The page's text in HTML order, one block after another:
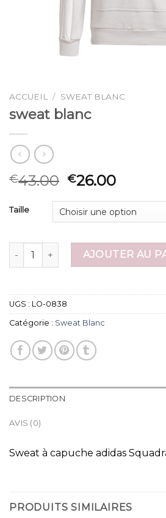
ACCUEIL / SWEAT BLANC
sweat blanc
€43.00 €26.00
Taille
quantité de sweat blancAJOUTER AU
UGS : LO-0838
Catégorie : Sweat Blanc
DESCRIPTION
AVIS (0)
Sweat à capuche adidas
PRODUITS SIMILAIRES